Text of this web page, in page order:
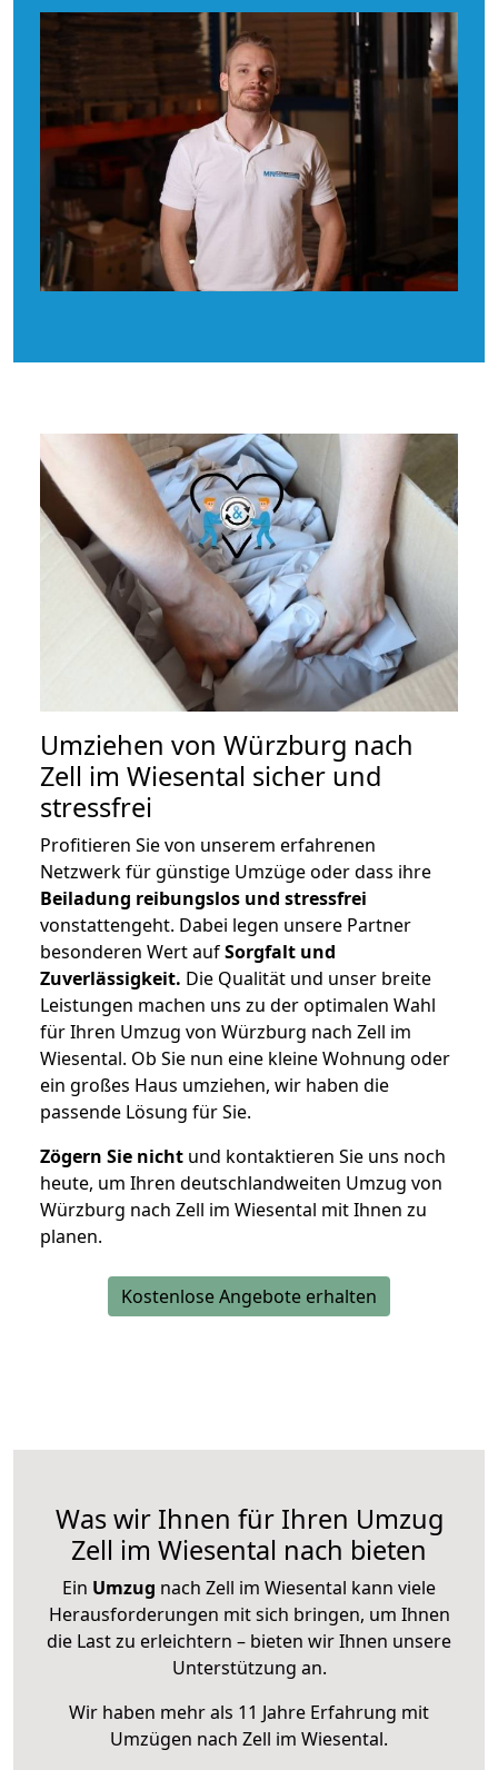
Umziehen von Würzburg nach
Zell im Wiesental sicher und
stressfrei
Profitieren Sie von unserem erfahrenen
Netzwerk für günstige Umzüge oder dass ihre
Beiladung reibungslos und stressfrei
vonstattengeht. Dabei legen unsere Partner
besonderen Wert aufSorgfalt und
Zuverlässigkeit. Die Qualität und unser breite
Leistungen machen uns zu der optimalen Wahl
für Ihren Umzug von Würzburg nach Zell im
Wiesental. Ob Sie nun eine kleine Wohnung oder
ein großes Haus umziehen, wir haben die
passende Lösung für Sie.
Zögern Sie nicht und kontaktieren Sie uns noch
heute, um Ihren deutschlandweiten Umzug von
Würzburg nach Zell im Wiesental mit Ihnen zu
planen.
Kostenlose Angebote erhalten
Was wir Ihnen für Ihren Umzug
Zell im Wiesental nach bieten
Ein Umzug nach Zell im Wiesental kann viele
Herausforderungen mit sich bringen, um Ihnen
die Last zu erleichtern – bieten wir Ihnen unsere
Unterstützung an.
Wir haben mehr als 11 Jahre Erfahrung mit
Umzügen nach Zell im Wiesental.